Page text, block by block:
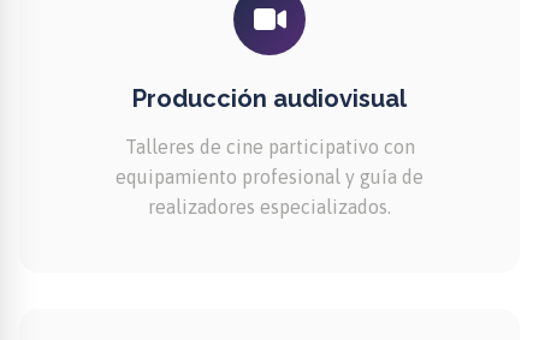
Producción audiovisual
Talleres de cine participativo con
equipamiento profesional y guía de
realizadores especializados.